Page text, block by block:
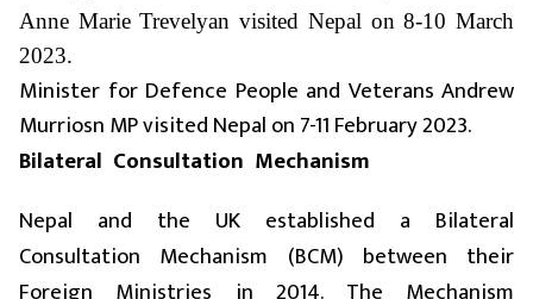
Anne Marie Trevelyan visited Nepal on 8-10 March
2023.
Minister for Defence People and Veterans Andrew
Murriosn MP visited Nepal on 7-11 February 2023.
Bilateral Consultation Mechanism
Nepal and the UK established a Bilateral
Consultation Mechanism (BCM) between their